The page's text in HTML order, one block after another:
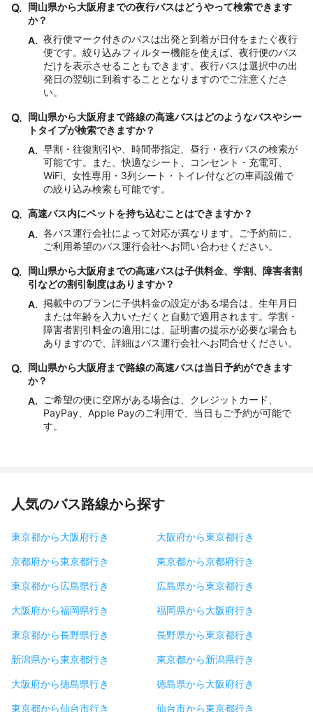
Q.
岡山県から大阪府までの夜行バスはどうやって検索できます
か？
A. 夜行便マーク付きのバスは出発と到着が日付をまたぐ夜行
便です。絞り込みフィルター機能を使えば、夜行便のバス
だけを表示させることもできます。夜行バスは選択中の出
発日の翌朝に到着することとなりますのでご注意くださ
い。
Q.
岡山県から大阪府まで路線の高速バスはどのようなバスやシー
トタイプが検索できますか？
A. 早割・往復割引や、時間帯指定、昼行・夜行バスの検索が
可能です。また、快適なシート、コンセント・充電可、
WiFi、女性専用・3列シート・トイレ付などの車両設備で
の絞り込み検索も可能です。
Q. 高速バス内にペットを持ち込むことはできますか？
A. 各バス運行会社によって対応が異なります。ご予約前に、
ご利用希望のバス運行会社へお問い合わせください。
Q.
岡山県から大阪府までの高速バスは子供料金、学割、障害者割
引などの割引制度はありますか？
A. 掲載中のプランに子供料金の設定がある場合は、生年月日
または年齢を入力いただくと自動で適用されます。学割・
障害者割引料金の適用には、証明書の提示が必要な場合も
ありますので、詳細はバス運行会社へお問合せください。
Q.
岡山県から大阪府まで路線の高速バスは当日予約ができます
か？
A. ご希望の便に空席がある場合は、クレジットカード、
PayPay、Apple Payのご利用で、当日もご予約が可能で
す。
人気のバス路線から探す
東京都から大阪府行き 大阪府から東京都行き
京都府から東京都行き 東京都から京都府行き
東京都から広島県行き 広島県から東京都行き
大阪府から福岡県行き 福岡県から大阪府行き
東京都から長野県行き 長野県から東京都行き
新潟県から東京都行き 東京都から新潟県行き
大阪府から徳島県行き 徳島県から大阪府行き
東京都から仙台市行き 仙台市から東京都行き